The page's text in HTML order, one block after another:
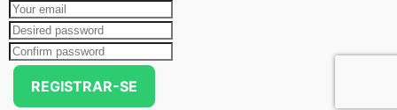
REGISTRAR-SE